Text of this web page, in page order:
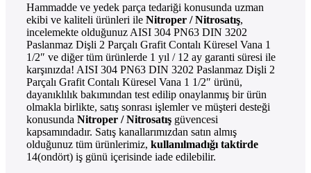
Hammadde ve yedek parça tedariği konusunda uzman
ekibi ve kaliteli ürünleri ile Nitroper / Nitrosatış,
incelemekte olduğunuz AISI 304 PN63 DIN 3202
Paslanmaz Dişli 2 Parçalı Grafit Contalı Küresel Vana 1
1/2″ ve diğer tüm ürünlerde 1 yıl / 12 ay garanti süresi ile
karşınızda! AISI 304 PN63 DIN 3202 Paslanmaz Dişli 2
Parçalı Grafit Contalı Küresel Vana 1 1/2″ ürünü,
dayanıklılık bakımından test edilip onaylanmış bir ürün
olmakla birlikte, satış sonrası işlemler ve müşteri desteği
konusunda Nitroper / Nitrosatış güvencesi
kapsamındadır. Satış kanallarımızdan satın almış
olduğunuz tüm ürünlerimiz, kullanılmadığı taktirde
14(ondört) iş günü içerisinde iade edilebilir.